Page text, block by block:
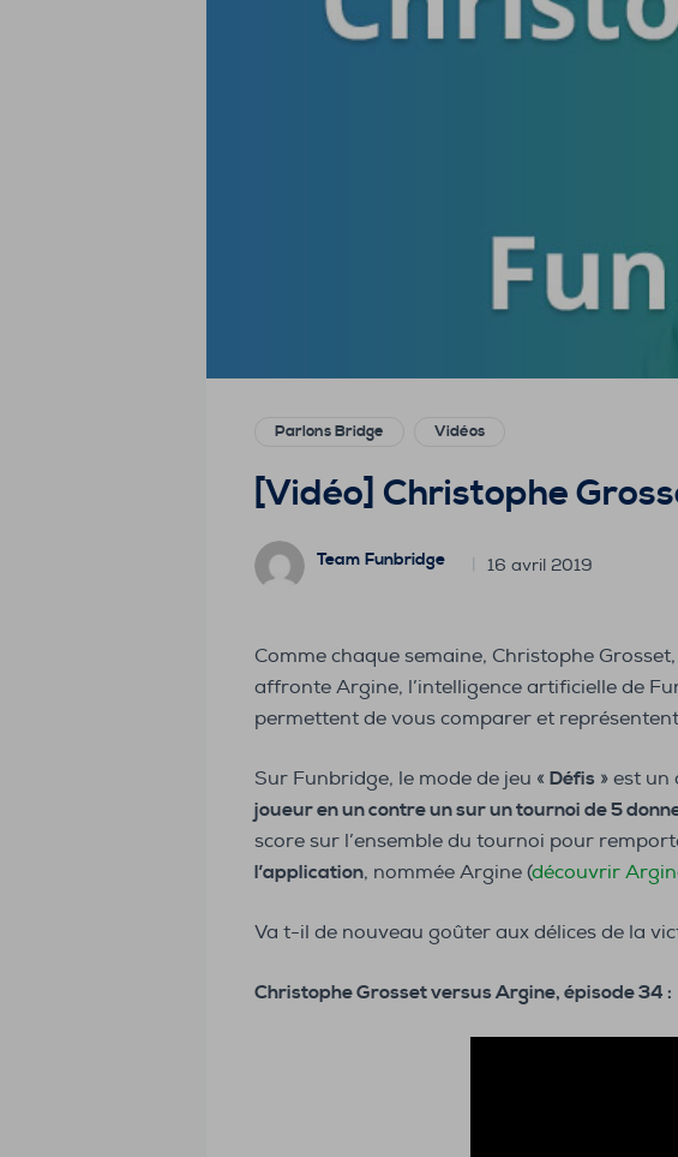
Parlons Bridge Vidéos
[Vidéo] Christophe
Team Funbridge 16 avril 2019
Comme chaque semaine, Christophe
affronte Argine, l’intelligence artificielle de
permettent de vous comparer et
Sur Funbridge, le mode de jeu « Défis » est
joueur en un contre un sur un tournoi de 5
score sur l’ensemble du tournoi pour
l’application, nommée Argine (découvrir
Va t-il de nouveau goûter aux délices de la
Christophe Grosset versus Argine, épisode 34 :